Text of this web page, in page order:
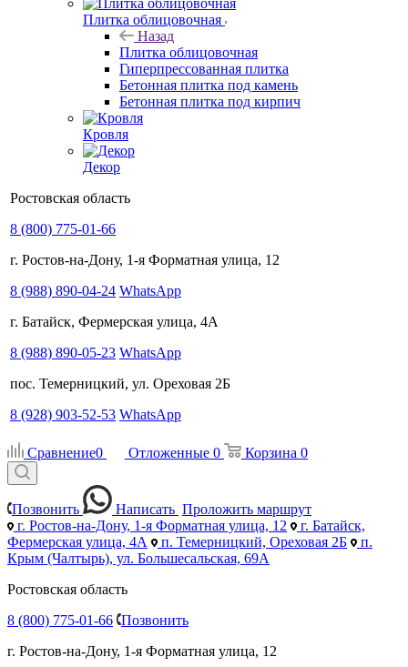
Плитка облицовочная
Назад
Плитка облицовочная
Гиперпрессованная плитка
Бетонная плитка под камень
Бетонная плитка под кирпич
Кровля
Декор
Ростовская область
8 (800) 775-01-66
г. Ростов-на-Дону, 1-я Форматная улица, 12
8 (988) 890-04-24 WhatsApp
г. Батайск, Фермерская улица, 4А
8 (988) 890-05-23 WhatsApp
пос. Темерницкий, ул. Ореховая 2Б
8 (928) 903-52-53 WhatsApp
Сравнение0 Отложенные 0 Корзина 0
Позвонить Написать Проложить маршрут
г. Ростов-на-Дону, 1-я Форматная улица, 12
г. Батайск,
Фермерская улица, 4А
п. Темерницкий, Ореховая 2Б
п.
Крым (Чалтырь), ул. Большесальская, 69А
Ростовская область
8 (800) 775-01-66 Позвонить
г. Ростов-на-Дону, 1-я Форматная улица, 12